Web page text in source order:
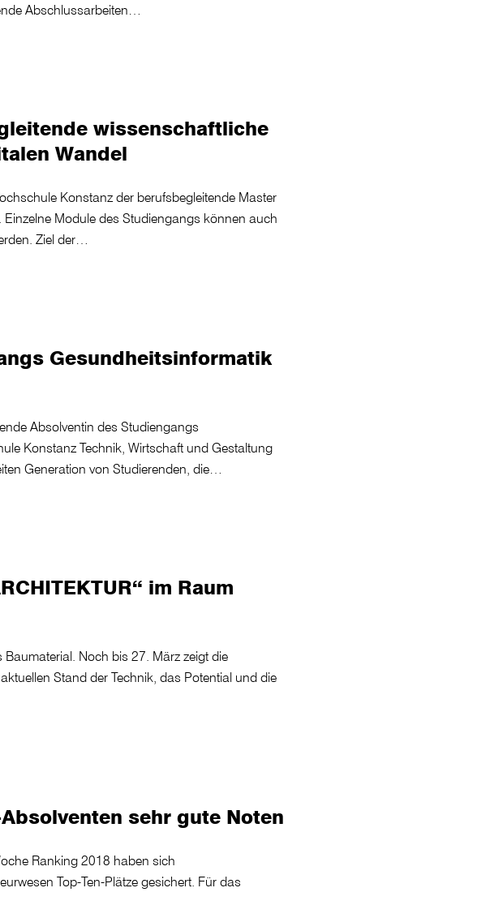
Abschlussarbeiten…
wissenschaftliche
Wandel
Konstanz der berufsbegleitende Master
Module des Studiengangs können auch
Ziel der…
Gesundheitsinformatik
Absolventin des Studiengangs
Konstanz Technik, Wirtschaft und Gestaltung
Generation von Studierenden, die…
im Raum
Noch bis 27. März zeigt die
Stand der Technik, das Potential und die
sehr gute Noten
Ranking 2018 haben sich
Top-Ten-Plätze gesichert. Für das